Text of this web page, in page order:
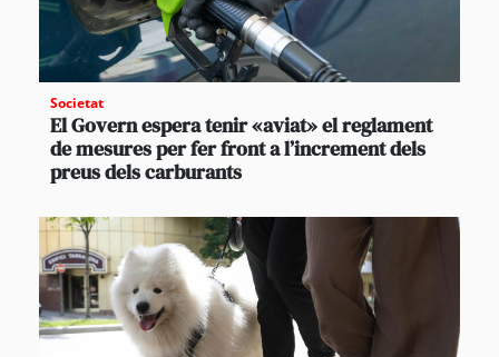
Societat
El Govern espera tenir «aviat» el reglament
de mesures per fer front a l’increment dels
preus dels carburants